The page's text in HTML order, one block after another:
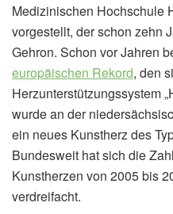
Medizinischen Hochschule
vorgestellt, der schon zehn
Gehron. Schon vor Jahren
europäischen Rekord, den
Herzunterstützungssystem
wurde an der
ein neues Kunstherz des
Bundesweit hat sich die
Kunstherzen von 2005 bis
verdreifacht.